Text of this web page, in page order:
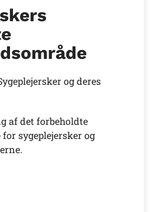
og deres
af det forbeholdte
sygeplejersker og